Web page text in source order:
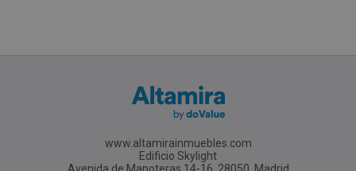
www.altamirainmuebles.com
Edificio Skylight
Avenida de Manoteras 14-16, 28050, Madrid